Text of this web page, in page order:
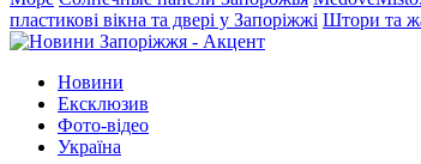
пластикові вікна та двері у Запоріжжі Штори та
Новини
Ексклюзив
Фото-відео
Україна